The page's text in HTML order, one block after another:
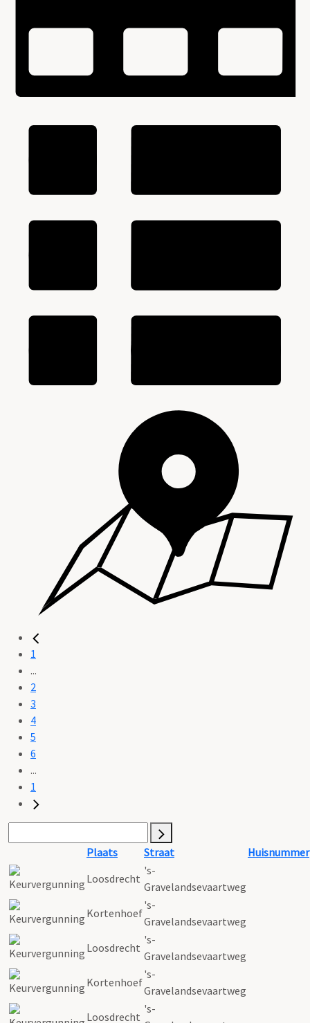
1
...
2
3
4
5
6
...
1
Plaats Straat
Huisnummer
Loosdrecht
's-
Gravelandsevaartweg
Kortenhoef
's-
Gravelandsevaartweg
Loosdrecht
's-
Gravelandsevaartweg
Kortenhoef
's-
Gravelandsevaartweg
Loosdrecht
's-